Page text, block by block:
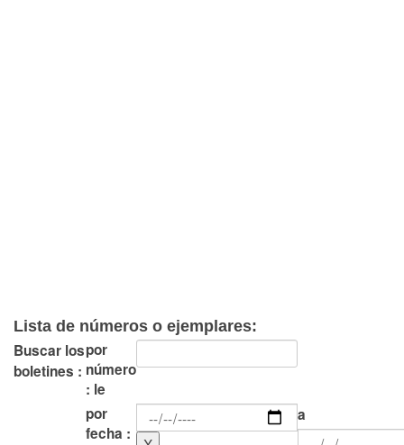
Lista de números o ejemplares:
Buscar los
boletines :
por
número
: le
por
fecha :
a